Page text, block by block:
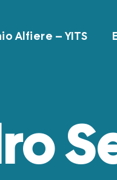
Alfiere – YITS